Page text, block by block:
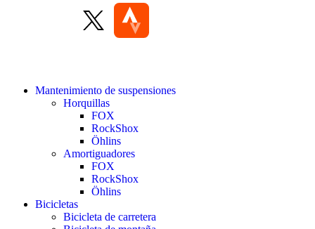
Mantenimiento de suspensiones
Horquillas
FOX
RockShox
Öhlins
Amortiguadores
FOX
RockShox
Öhlins
Bicicletas
Bicicleta de carretera